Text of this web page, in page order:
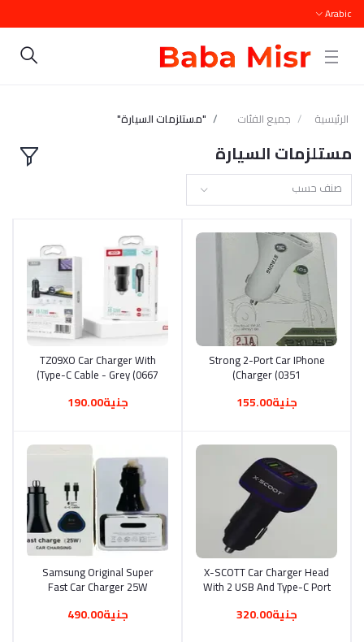
Arabic
الرئيسية جميع الفئات "مستلزمات السيارة"
مستلزمات السيارة
صنف حسب
أضف إلى السلة
Strong 2-Port Car IPhone
Charger (0351)
جنية155.00
أضف إلى السلة
TZ09XO Car Charger With
Type-C Cable - Grey (0667)
جنية190.00
أضف إلى السلة
X-SCOTT Car Charger Head
With 2 USB And Type-C Port
جنية320.00
أضف إلى السلة
Samsung Original Super
Fast Car Charger 25W
جنية490.00